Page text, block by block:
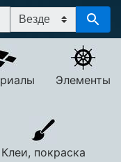
Элементы
Клеи, покраска